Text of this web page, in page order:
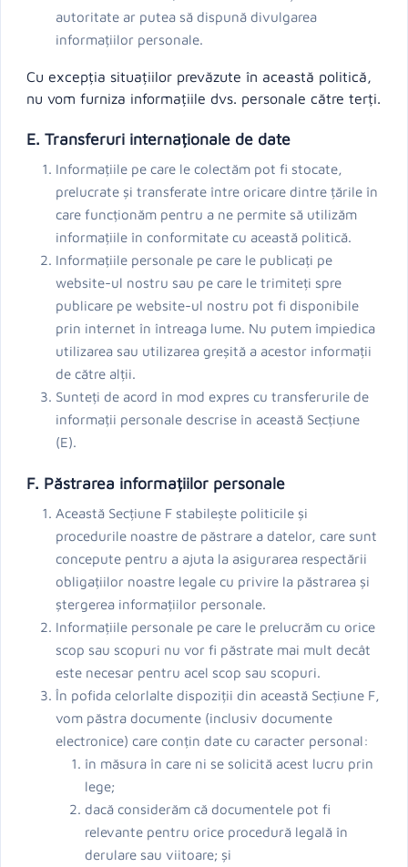
autoritate ar putea să dispună divulgarea
informațiilor personale.
Cu excepția situațiilor prevăzute în această politică,
nu vom furniza informațiile dvs. personale către terți.
E. Transferuri internaționale de date
Informațiile pe care le colectăm pot fi stocate,
prelucrate și transferate între oricare dintre țările în
care funcționăm pentru a ne permite să utilizăm
informațiile în conformitate cu această politică.
Informațiile personale pe care le publicați pe
website-ul nostru sau pe care le trimiteți spre
publicare pe website-ul nostru pot fi disponibile
prin internet în întreaga lume. Nu putem împiedica
utilizarea sau utilizarea greșită a acestor informații
de către alții.
Sunteți de acord în mod expres cu transferurile de
informații personale descrise în această Secțiune
(E).
F. Păstrarea informațiilor personale
Această Secțiune F stabilește politicile și
procedurile noastre de păstrare a datelor, care sunt
concepute pentru a ajuta la asigurarea respectării
obligațiilor noastre legale cu privire la păstrarea și
ștergerea informațiilor personale.
Informațiile personale pe care le prelucrăm cu orice
scop sau scopuri nu vor fi păstrate mai mult decât
este necesar pentru acel scop sau scopuri.
În pofida celorlalte dispoziții din această Secțiune F,
vom păstra documente (inclusiv documente
electronice) care conțin date cu caracter personal:
în măsura în care ni se solicită acest lucru prin
lege;
dacă considerăm că documentele pot fi
relevante pentru orice procedură legală în
derulare sau viitoare; și